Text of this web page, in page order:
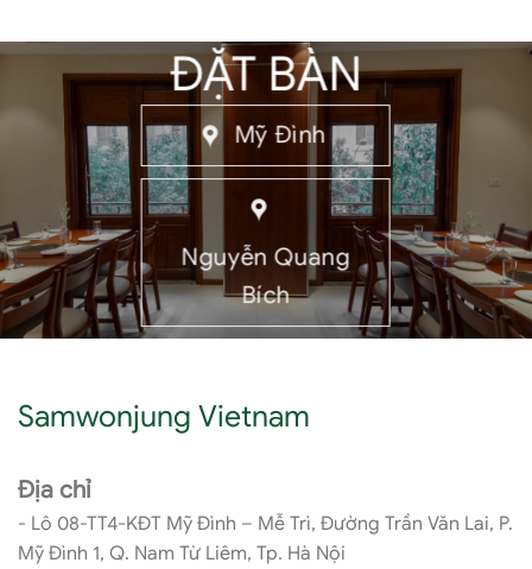
ĐẶT BÀN
Mỹ Đình
Nguyễn Quang
Bích
Samwonjung Vietnam
Địa chỉ
- Lô 08-TT4-KĐT Mỹ Đình – Mễ Trì, Đường Trần Văn Lai, P.
Mỹ Đình 1, Q. Nam Từ Liêm, Tp. Hà Nội